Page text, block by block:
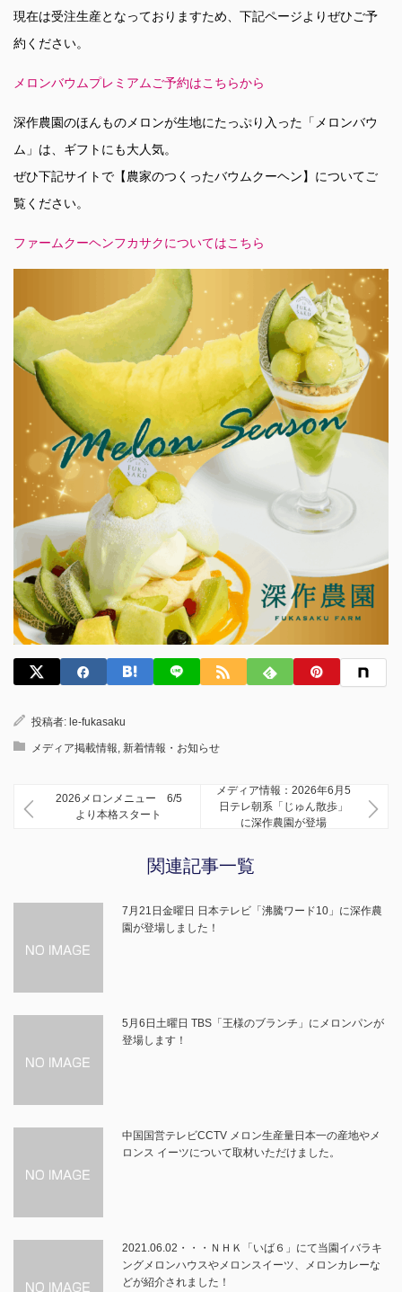
現在は受注生産となっておりますため、下記ページよりぜひご予
約ください。
メロンバウムプレミアムご予約はこちらから
深作農園のほんものメロンが生地にたっぷり入った「メロンバウ
ム」は、ギフトにも大人気。
ぜひ下記サイトで【農家のつくったバウムクーヘン】についてご
覧ください。
ファームクーヘンフカサクについてはこちら
投稿者: le-fukasaku
メディア掲載情報, 新着情報・お知らせ
2026メロンメニュー 6/5
より本格スタート
メディア情報：2026年6月5
日テレ朝系「じゅん散歩」
に深作農園が登場
関連記事一覧
7月21日金曜日 日本テレビ「沸騰ワード10」に深作農
園が登場しました！
5月6日土曜日 TBS「王様のブランチ」にメロンパンが
登場します！
中国国営テレビCCTV メロン生産量日本一の産地やメ
ロンス イーツについて取材いただけました。
2021.06.02・・・ＮＨＫ「いば６」にて当園イバラキ
ングメロンハウスやメロンスイーツ、メロンカレーな
どが紹介されました！